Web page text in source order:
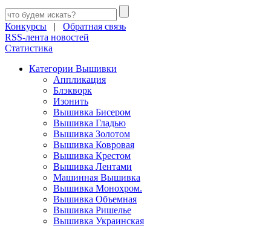
Конкурсы | Обратная связь
RSS-лента новостей
Статистика
Категории Вышивки
Аппликация
Блэкворк
Изонить
Вышивка Бисером
Вышивка Гладью
Вышивка Золотом
Вышивка Ковровая
Вышивка Крестом
Вышивка Лентами
Машинная Вышивка
Вышивка Монохром.
Вышивка Объемная
Вышивка Ришелье
Вышивка Украинская